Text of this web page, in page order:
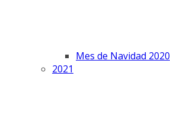
Mes de Navidad 2020
2021